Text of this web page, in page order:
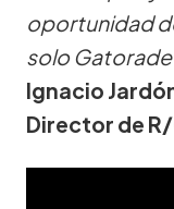
oportunidad
solo
Ignacio
Director de